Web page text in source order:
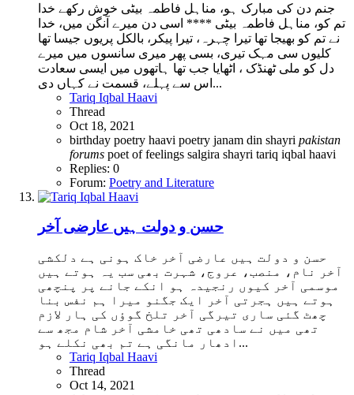
جنم دن کی مبارک ہو، مناہل فاطمہ بیٹی خوش رکھے خدا
تم کو، مناہل فاطمہ بیٹی **** اسی دن میرے آنگن میں، خدا
نے تم کو بھیجا تھا تیرا چہرہ، تیرا پیکر، بالکل پریوں جیسا تھا
کلیوں سی مہک تیری، بسی پھر میری سانسوں میں میرے
دل کو ملی ٹھنڈک ، اٹھایا جب تھا ہاتھوں میں ایسی سعادت
اس سے پہلے، قسمت نے کہاں دی...
Tariq Iqbal Haavi
Thread
Oct 18, 2021
birthday poetry haavi poetry janam din shayri pakistan
forums poet of feelings salgira shayri tariq iqbal haavi
Replies: 0
Forum: Poetry and Literature
حسن و دولت ہیں عارضی آخر
حسن و دولت ہیں عارضی آخر خاک ہونی ہے دلکشی
آخر نام، منصب، عروج، شہرت بھی سب یہ ہوتے ہیں
موسمی آخر کیوں رنجیدہ ہو انکے جانے پر پنچھی
ہوتے ہیں ہجرتی آخر ایک جگنو میرا ہم نفس بنا
چھٹ گئی ساری تیرگی آخر تلخ گوؤں کی ہار لازم
تھی میں نے سادھی تھی خامشی آخر شام مجھ سے
ادھار مانگی ہے تم بھی نکلے ہو...
Tariq Iqbal Haavi
Thread
Oct 14, 2021